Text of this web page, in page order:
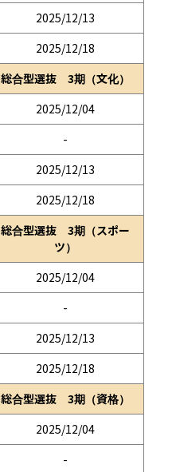
2025/12/13
2025/12/18
総合型選抜 3期（文化）
2025/12/04
-
2025/12/13
2025/12/18
総合型選抜 3期（スポー
ツ）
2025/12/04
-
2025/12/13
2025/12/18
総合型選抜 3期（資格）
2025/12/04
-